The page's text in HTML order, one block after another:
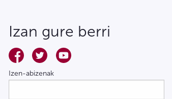
Izan gure berri
Izen-abizenak